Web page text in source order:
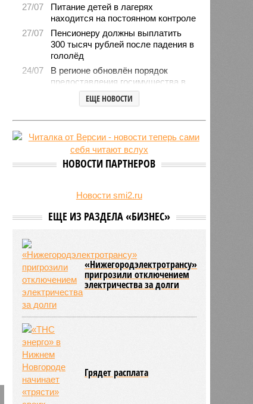
27/07
Питание детей в лагерях
находится на постоянном контроле
27/07
Пенсионеру должны выплатить
300 тысяч рублей после падения в
гололёд
24/07
В регионе обновлён порядок
предоставления госимущества в
аренду
Гострудинспекция выявила
нарушения после несчастного
Режим работы местных детских
садов собираются продлить
бабушкам
ЕЩЕ НОВОСТИ
НОВОСТИ ПАРТНЕРОВ
Новости smi2.ru
ЕЩЕ ИЗ РАЗДЕЛА «БИЗНЕС»
«Нижегородэлектротрансу»
пригрозили отключением
электричества за долги
Грядет расплата